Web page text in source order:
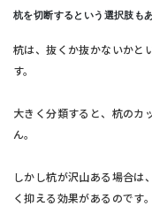
杭を切断するという選択肢も
杭は、抜くか抜かないかと
す。
大きく分類すると、杭のカ
ん。
しかし杭が沢山ある場合は
く抑える効果があるのです。